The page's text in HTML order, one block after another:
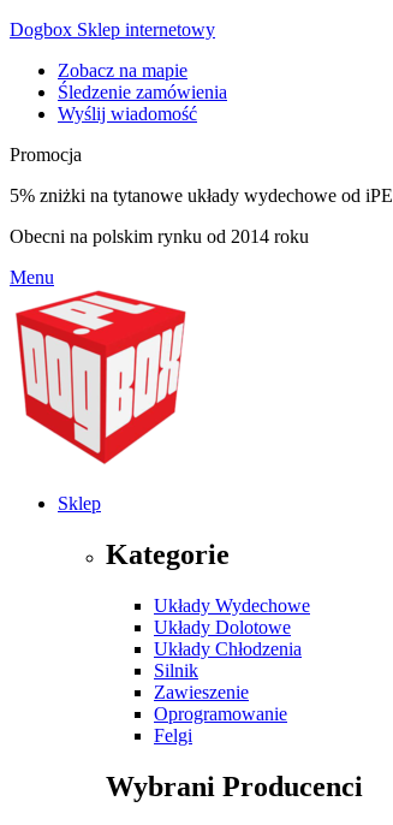
Dogbox Sklep internetowy
Zobacz na mapie
Śledzenie zamówienia
Wyślij wiadomość
Promocja
5% zniżki na tytanowe układy wydechowe od iPE
Obecni na polskim rynku od 2014 roku
Menu
Sklep
Kategorie
Układy Wydechowe
Układy Dolotowe
Układy Chłodzenia
Silnik
Zawieszenie
Oprogramowanie
Felgi
Wybrani Producenci